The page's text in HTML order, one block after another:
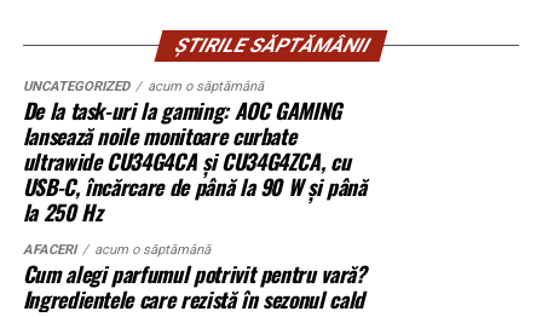
Procedura în instanță: ritm și
blocaje
Procesele de revendicare nu se rezolvă rapid. Dosarele
includ expertize, martori, verificări cadastrale. Termenele
se întind.
În unele cazuri, litigiul durează ani.
Gama completă: de la 3 metri la 12 metri
lungime container
Modelul livrat către beneficiar reprezintă varianta de intrare a
gamei UZINEX. Producătorul oferă
centrale fotovoltaice mobile
în configurații adaptate volumului de consum al fiecărui client,
de la modelul compact până la containerul industrial 40 ft.
ȘTIRILE SĂPTĂMÂNII
UNCATEGORIZED acum o săptămână
De la task-uri la gaming: AOC GAMING
lansează noile monitoare curbate
ultrawide CU34G4CA și CU34G4ZCA, cu
USB-C, încărcare de până la 90 W și până
la 250 Hz
AFACERI acum o săptămână
Cum alegi parfumul potrivit pentru vară?
Ingredientele care rezistă în sezonul cald